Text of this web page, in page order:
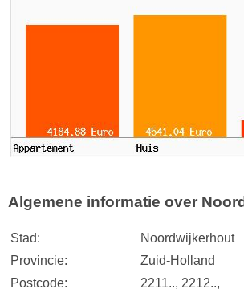
Algemene informatie over
Stad:
Noordwijkerhout
Provincie:
Zuid-Holland
Postcode:
2211.., 2212..,